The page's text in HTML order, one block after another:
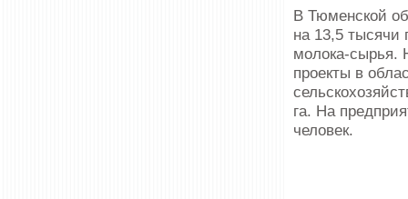
В Тюменской
на 13,5 тысячи
молока-сырья.
проекты в
га. На
человек.